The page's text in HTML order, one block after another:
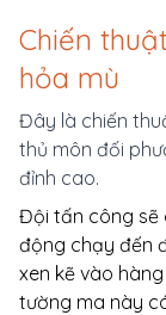
Chiến
hỏa mù
Đây là chiến
thủ môn đối
đỉnh cao.
Đội tấn công sẽ
động chạy đến
xen kẽ vào
tường ma này